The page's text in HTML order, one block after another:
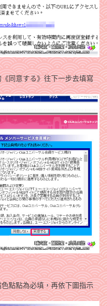
同意する》往下一步去填寫
點點為必填，再依下圖指示